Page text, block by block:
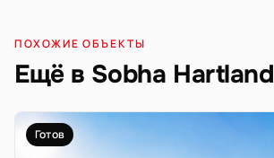
ПОХОЖИЕ ОБЪЕКТЫ
Ещё в Sobha Hartland
Готов